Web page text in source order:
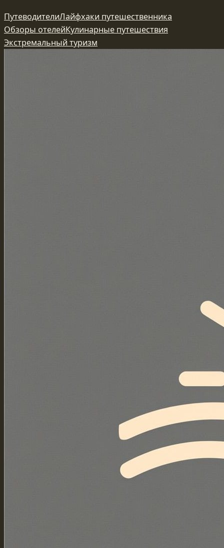
к
содержимому
ПутеводителиЛайфхаки путешественника
Обзоры отелейКулинарные путешествия
Экстремальный туризм